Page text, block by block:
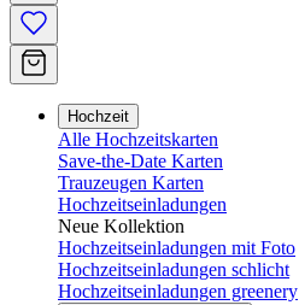
Hochzeit
Alle Hochzeitskarten
Save-the-Date Karten
Trauzeugen Karten
Hochzeitseinladungen
Neue Kollektion
Hochzeitseinladungen mit Foto
Hochzeitseinladungen schlicht
Hochzeitseinladungen greenery